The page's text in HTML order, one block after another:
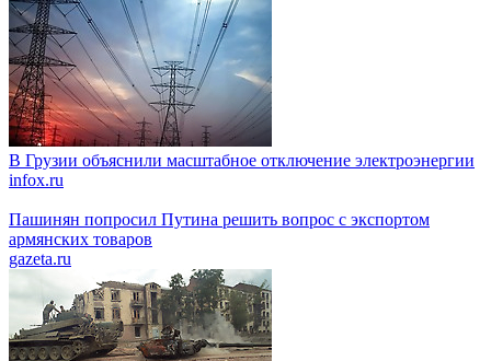
В Грузии объяснили масштабное отключение электроэнергии
infox.ru
Пашинян попросил Путина решить вопрос с экспортом
армянских товаров
gazeta.ru